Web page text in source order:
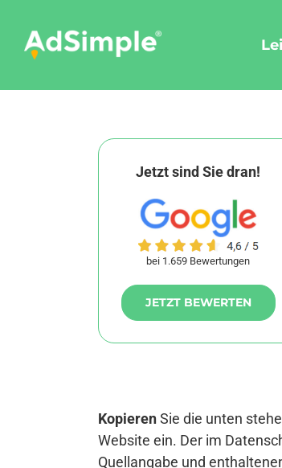
content
Jetzt sind Sie dran!
bei 1.659 Bewertungen
JETZT BEWERTEN
KopierenSie die unten
Website ein. Der im
Quellangabe und